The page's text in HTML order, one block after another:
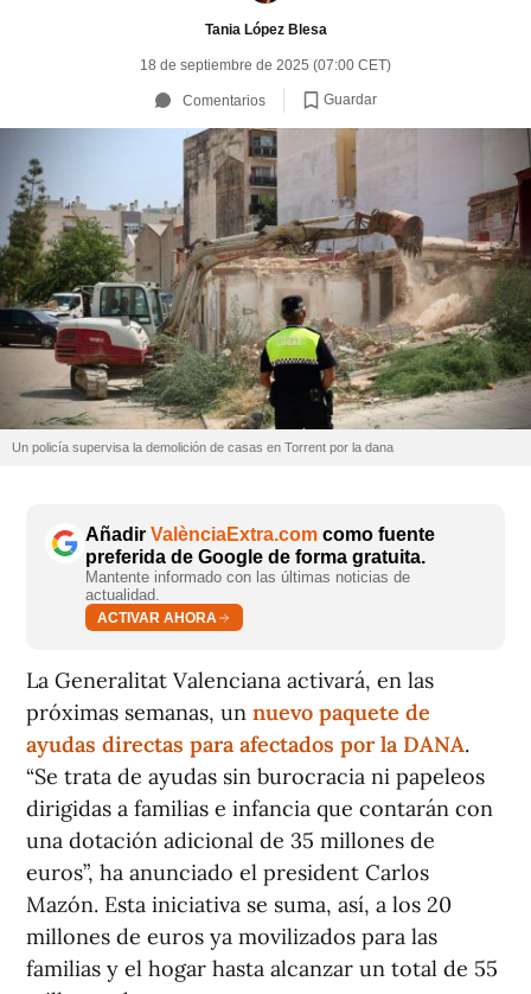
Tania López Blesa
18 de septiembre de 2025 (07:00 CET)
Comentarios Guardar
Un policía supervisa la demolición de casas en Torrent por la dana
Añadir ValènciaExtra.com como fuente
preferida de Google de forma gratuita.
Mantente informado con las últimas noticias de
actualidad.
ACTIVAR AHORA
La Generalitat Valenciana activará, en las
próximas semanas, un nuevo paquete de
ayudas directas para afectados por la DANA.
“Se trata de ayudas sin burocracia ni papeleos
dirigidas a familias e infancia que contarán con
una dotación adicional de 35 millones de
euros”, ha anunciado el president Carlos
Mazón. Esta iniciativa se suma, así, a los 20
millones de euros ya movilizados para las
familias y el hogar hasta alcanzar un total de 55